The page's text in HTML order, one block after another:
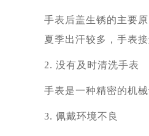
手表后盖生锈的主要
夏季出汗较多，手表
2. 没有及时清洗手表
手表是一种精密的机
3. 佩戴环境不良